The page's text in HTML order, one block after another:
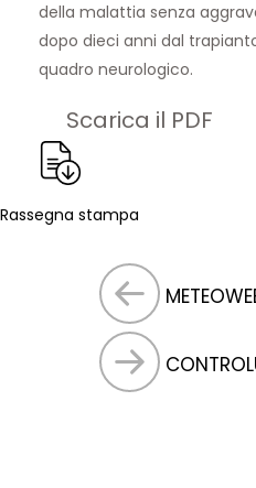
della malattia senza
dopo dieci anni dal
quadro neurologico.
Scarica il PDF
Rassegna stampa